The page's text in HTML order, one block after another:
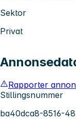
Sektor
Privat
Rapporter
Stillingsnummer
ba40dca8-8516-